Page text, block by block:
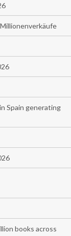
Spain generating
books across